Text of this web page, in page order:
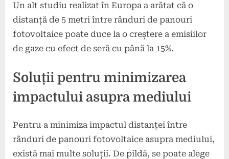
Un alt studiu realizat în Europa a arătat că o
distanță de 5 metri între rânduri de panouri
fotovoltaice poate duce la o creștere a emisiilor
de gaze cu efect de seră cu până la 15%.
Soluții pentru minimizarea
impactului asupra mediului
Pentru a minimiza impactul distanței între
rânduri de panouri fotovoltaice asupra mediului,
există mai multe soluții. De pildă, se poate alege